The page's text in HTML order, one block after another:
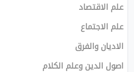
علم الاقتصاد
علم الاجتماع
الاديان والفرق
اصول الدين وعلم الكلام